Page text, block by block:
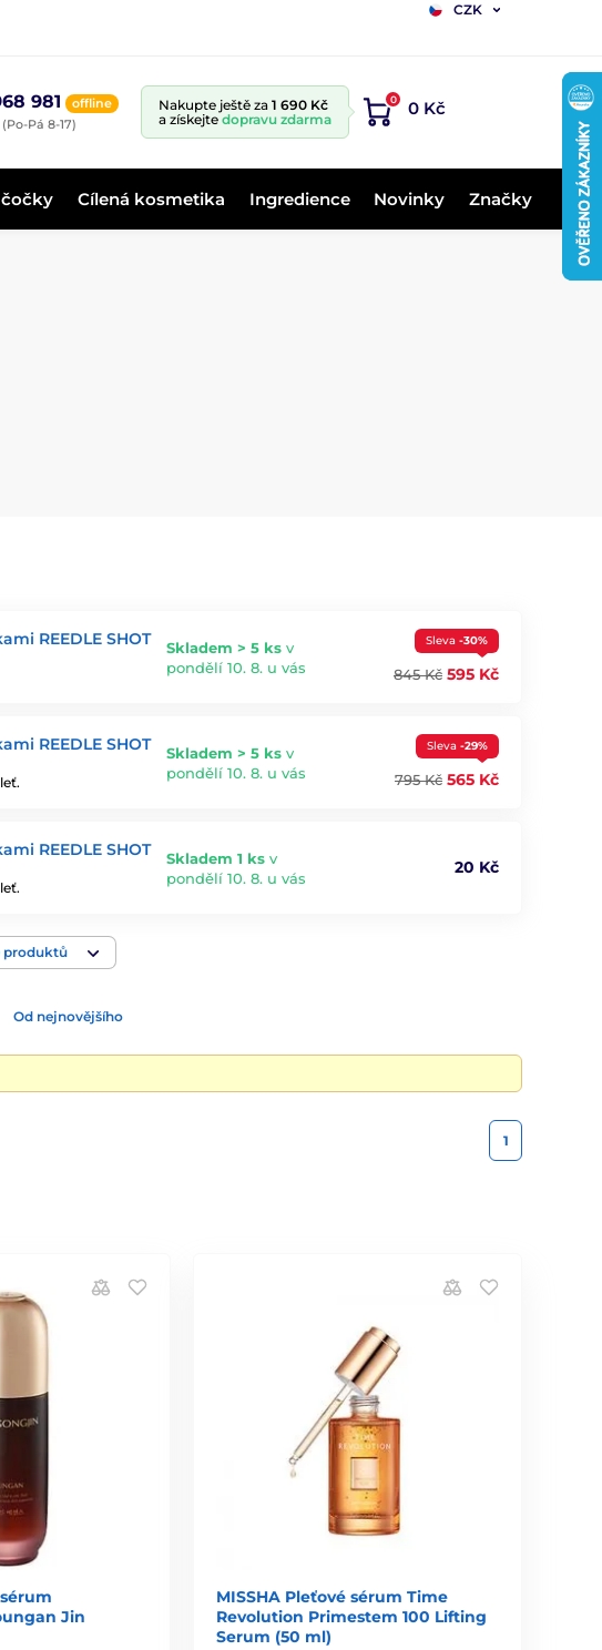
CZK
981 offline
(Po-Pá 8-17)
Nakupte ještě za 1 690 Kč
a získejte dopravu zdarma
0 0 Kč
čočky Cílená kosmetika Ingredience Novinky Značky
REEDLE SHOT
Skladem > 5 ks v
pondělí 10. 8. u vás
Sleva -30%
845 Kč 595 Kč
REEDLE SHOT
Skladem > 5 ks v
pondělí 10. 8. u vás
Sleva -29%
795 Kč 565 Kč
REEDLE SHOT
Skladem 1 ks v
pondělí 10. 8. u vás
20 Kč
produktů
Od nejnovějšího
1
Jin
MISSHA Pleťové sérum Time
Revolution Primestem 100 Lifting
Serum (50 ml)